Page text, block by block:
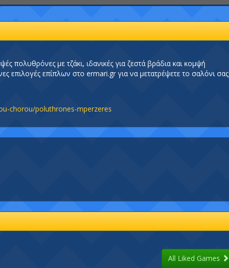
πολυθρόνες με τζάκι, ιδανικές για ζεστά βράδια και κομψή
επιλογές επίπλων στο ermari.gr για να μετατρέψετε το σαλόνι σας
chorou/poluthrones-mperzeres
All Liked Games